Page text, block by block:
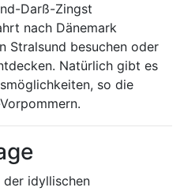
Darß-Zingst
nach Dänemark
Stralsund besuchen oder
Natürlich gibt es
so die
der idyllischen